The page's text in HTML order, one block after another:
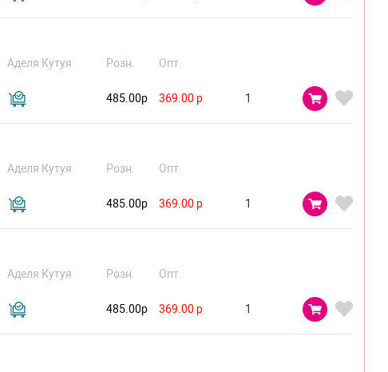
Аделя Кутуя Розн. Опт.
485.00р 369.00 р
Аделя Кутуя Розн. Опт.
485.00р 369.00 р
Аделя Кутуя Розн. Опт.
485.00р 369.00 р